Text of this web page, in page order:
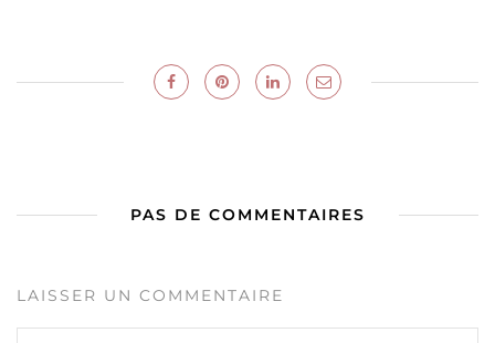
PAS DE COMMENTAIRES
LAISSER UN COMMENTAIRE